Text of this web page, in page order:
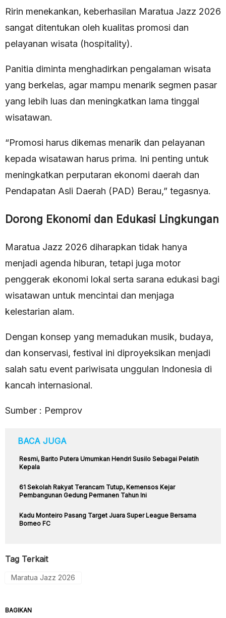
Ririn menekankan, keberhasilan Maratua Jazz 2026
sangat ditentukan oleh kualitas promosi dan
pelayanan wisata (hospitality).
Panitia diminta menghadirkan pengalaman wisata
yang berkelas, agar mampu menarik segmen pasar
yang lebih luas dan meningkatkan lama tinggal
wisatawan.
“Promosi harus dikemas menarik dan pelayanan
kepada wisatawan harus prima. Ini penting untuk
meningkatkan perputaran ekonomi daerah dan
Pendapatan Asli Daerah (PAD) Berau,” tegasnya.
Dorong Ekonomi dan Edukasi Lingkungan
Maratua Jazz 2026 diharapkan tidak hanya
menjadi agenda hiburan, tetapi juga motor
penggerak ekonomi lokal serta sarana edukasi bagi
wisatawan untuk mencintai dan menjaga
kelestarian alam.
Dengan konsep yang memadukan musik, budaya,
dan konservasi, festival ini diproyeksikan menjadi
salah satu event pariwisata unggulan Indonesia di
kancah internasional.
Sumber : Pemprov
BACA JUGA
Resmi, Barito Putera Umumkan Hendri Susilo Sebagai Pelatih
Kepala
61 Sekolah Rakyat Terancam Tutup, Kemensos Kejar
Pembangunan Gedung Permanen Tahun Ini
Kadu Monteiro Pasang Target Juara Super League Bersama
Borneo FC
Tag Terkait
Maratua Jazz 2026
BAGIKAN